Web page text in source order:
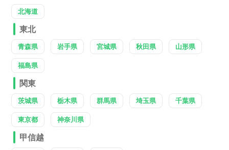
北海道
東北
青森県 岩手県 宮城県 秋田県 山形県
福島県
関東
茨城県 栃木県 群馬県 埼玉県 千葉県
東京都 神奈川県
甲信越